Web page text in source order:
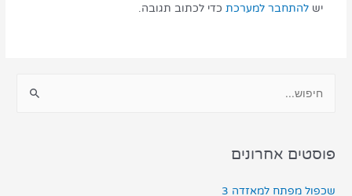
יש להתחבר למערכתכדי לכתוב תגובה.
פוסטים אחרונים
שכפול מפתח למאזדה 3